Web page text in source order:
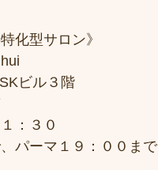
化型サロン》
ビル３階
：３０
パーマ１９：００まで